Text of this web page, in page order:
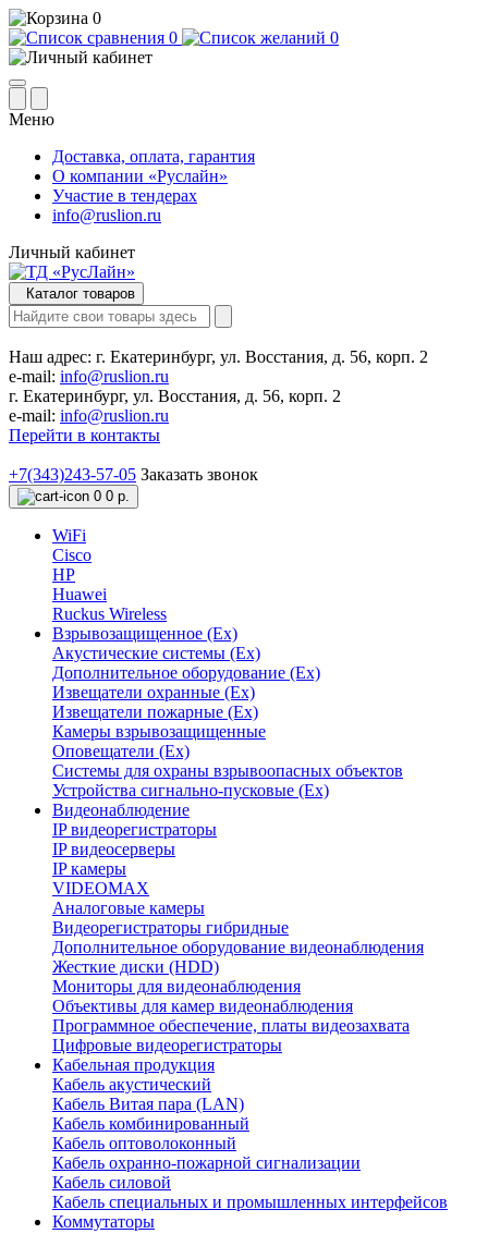
0
0
0
Меню
Доставка, оплата, гарантия
О компании «Руслайн»
Участие в тендерах
info@ruslion.ru
Личный кабинет
Каталог товаров
Наш адрес: г. Екатеринбург, ул. Восстания, д. 56, корп. 2
e-mail: info@ruslion.ru
г. Екатеринбург, ул. Восстания, д. 56, корп. 2
e-mail: info@ruslion.ru
Перейти в контакты
+7(343)243-57-05 Заказать звонок
0 0 р.
WiFi
Cisco
HP
Huawei
Ruckus Wireless
Взрывозащищенное (Ex)
Акустические системы (Ex)
Дополнительное оборудование (Ex)
Извещатели охранные (Ex)
Извещатели пожарные (Ex)
Камеры взрывозащищенные
Оповещатели (Ex)
Системы для охраны взрывоопасных объектов
Устройства сигнально-пусковые (Ex)
Видеонаблюдение
IP видеорегистраторы
IP видеосерверы
IP камеры
VIDEOMAX
Аналоговые камеры
Видеорегистраторы гибридные
Дополнительное оборудование видеонаблюдения
Жесткие диски (HDD)
Мониторы для видеонаблюдения
Объективы для камер видеонаблюдения
Программное обеспечение, платы видеозахвата
Цифровые видеорегистраторы
Кабельная продукция
Кабель акустический
Кабель Витая пара (LAN)
Кабель комбинированный
Кабель оптоволоконный
Кабель охранно-пожарной сигнализации
Кабель силовой
Кабель специальных и промышленных интерфейсов
Коммутаторы